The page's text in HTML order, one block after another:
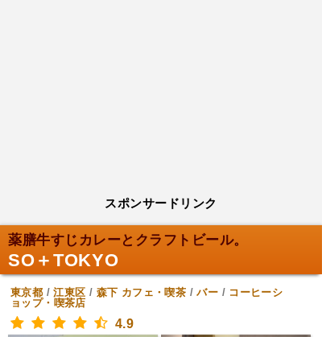
スポンサードリンク
薬膳牛すじカレーとクラフトビール。
SO＋TOKYO
東京都 /江東区 / 森下 カフェ・喫茶 /バー / コーヒーシ
ョップ・喫茶店
4.9